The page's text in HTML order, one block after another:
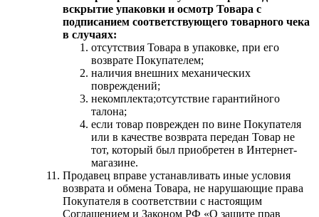
вскрытие упаковки и осмотр Товара с
подписанием соответствующего товарного чека
в случаях:
отсутствия Товара в упаковке, при его
возврате Покупателем;
наличия внешних механических
повреждений;
некомплекта;отсутствие гарантийного
талона;
если товар поврежден по вине Покупателя
или в качестве возврата передан Товар не
тот, который был приобретен в Интернет-
магазине.
Продавец вправе устанавливать иные условия
возврата и обмена Товара, не нарушающие права
Покупателя в соответствии с настоящим
Соглашением и Законом РФ «О защите прав